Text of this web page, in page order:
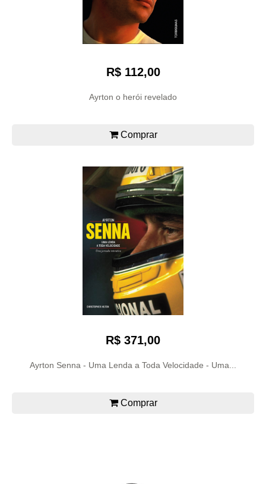
R$ 112,00
Ayrton o herói revelado
Comprar
R$ 371,00
Ayrton Senna - Uma Lenda a Toda Velocidade - Uma...
Comprar